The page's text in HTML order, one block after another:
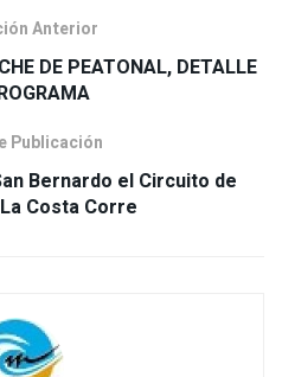
Anterior
DE PEATONAL, DETALLE
Publicación
Bernardo el Circuito de